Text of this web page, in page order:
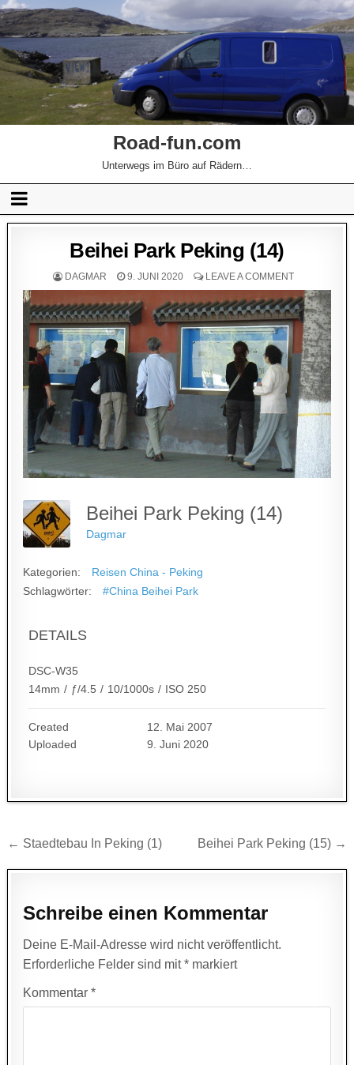
Road-fun.com
Unterwegs im Büro auf Rädern…
Beihei Park Peking (14)
DAGMAR 9. JUNI 2020 LEAVE A COMMENT
Beihei Park Peking (14)
Dagmar
Kategorien:
Reisen China - Peking
Schlagwörter:
#China Beihei Park
DETAILS
DSC-W35
14mm / ƒ/4.5 / 10/1000s / ISO 250
Created
12. Mai 2007
Uploaded
9. Juni 2020
Beitragsnavigation
← Staedtebau In Peking (1) Beihei Park Peking (15) →
Schreibe einen Kommentar
Deine E-Mail-Adresse wird nicht veröffentlicht.
Erforderliche Felder sind mit* markiert
Kommentar*